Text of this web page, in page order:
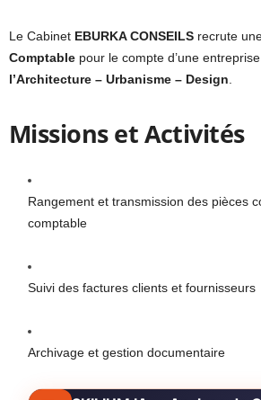
Le Cabinet EBURKA CONSEILS recrute
Comptable pour le compte d’une
l’Architecture – Urbanisme – Design
Missions et Activités
Rangement et transmission des pièces
comptable
Suivi des factures clients et fournisseurs
Archivage et gestion documentaire